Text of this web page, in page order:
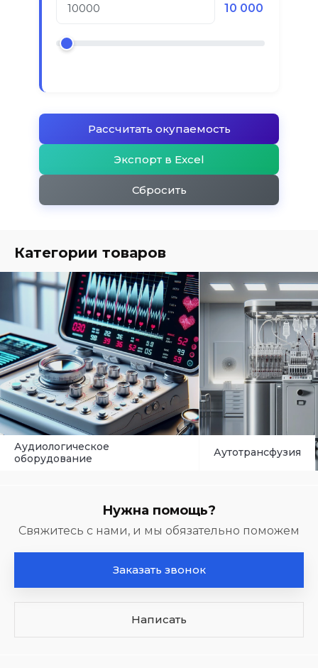
10 000
Рассчитать окупаемость
Экспорт в Excel
Сбросить
Категории товаров
Аудиологическое
оборудование
Аутотрансфузия
Нужна помощь?
Свяжитесь с нами, и мы обязательно поможем
Заказать звонок
Написать